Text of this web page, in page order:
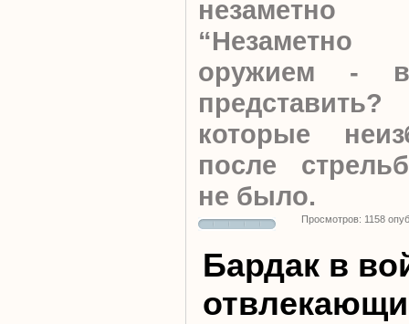
оружием -
которые
после
не было.
Просмотров: 1158
Бардак в